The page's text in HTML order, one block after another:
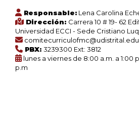
Responsable: Lena Carolina
Dirección: Carrera 10 # 19- 62
Universidad ECCI - Sede Cristiano
PBX: 3239300 Ext: 3812
lunes a viernes de 8:00 a.m. a 1:00
p.m